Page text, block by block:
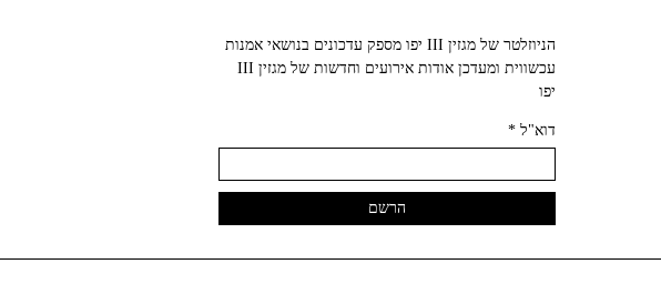
הניוזלטר של מגזין III יפו מספק עדכונים בנושאי אמנות
עכשווית ומעדכן אודות אירועים וחדשות של מגזין III
יפו‬
דוא"ל*